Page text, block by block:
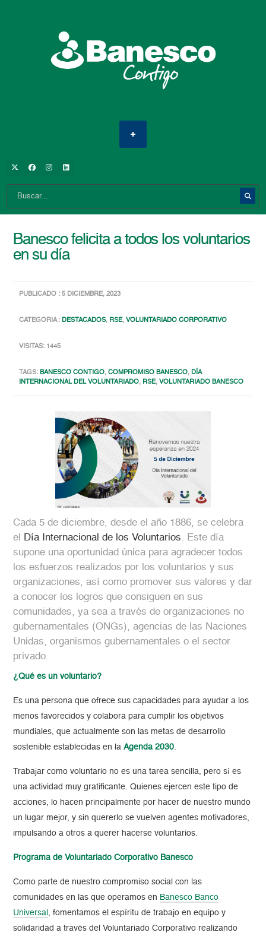
Banesco felicita a todos los voluntarios
en su día
PUBLICADO : 5 DICIEMBRE, 2023
CATEGORIA :DESTACADOS, RSE,VOLUNTARIADO CORPORATIVO
VISITAS: 1445
TAGS:BANESCO CONTIGO,COMPROMISO BANESCO,DÍA
INTERNACIONAL DEL VOLUNTARIADO, RSE,VOLUNTARIADO BANESCO
Cada 5 de diciembre, desde el año 1886, se celebra
el Día Internacional de los Voluntarios. Este día
supone una oportunidad única para agradecer todos
los esfuerzos realizados por los voluntarios y sus
organizaciones, así como promover sus valores y dar
a conocer los logros que consiguen en sus
comunidades, ya sea a través de organizaciones no
gubernamentales (ONGs), agencias de las Naciones
Unidas, organismos gubernamentales o el sector
privado.
¿Qué es un voluntario?
Es una persona que ofrece sus capacidades para ayudar a los
menos favorecidos y colabora para cumplir los objetivos
mundiales, que actualmente son las metas de desarrollo
sostenible establecidas en laAgenda 2030.
Trabajar como voluntario no es una tarea sencilla, pero sí es
una actividad muy gratificante. Quienes ejercen este tipo de
acciones, lo hacen principalmente por hacer de nuestro mundo
un lugar mejor, y sin quererlo se vuelven agentes motivadores,
impulsando a otros a querer hacerse voluntarios.
Programa de Voluntariado Corporativo Banesco
Como parte de nuestro compromiso social con las
comunidades en las que operamos en Banesco Banco
Universal , fomentamos el espíritu de trabajo en equipo y
solidaridad a través del Voluntariado Corporativo realizando